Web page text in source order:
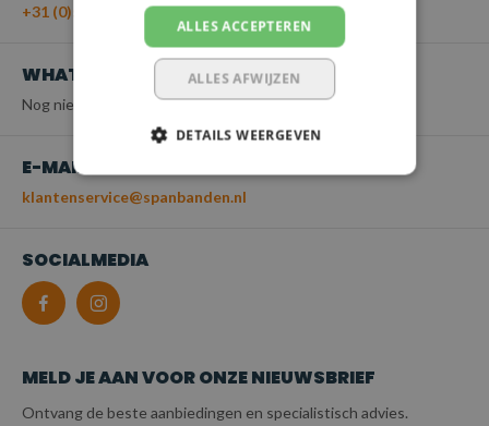
+31 (0)55 - 203 21 43
WHATSAPP
Nog niet beschikbaar
E-MAIL
klantenservice@spanbanden.nl
SOCIALMEDIA
MELD JE AAN VOOR ONZE NIEUWSBRIEF
Ontvang de beste aanbiedingen en specialistisch advies.
ALLES ACCEPTEREN
ALLES AFWIJZEN
DETAILS WEERGEVEN